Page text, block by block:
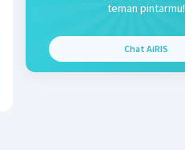
teman pintarmu!
Chat AiRIS